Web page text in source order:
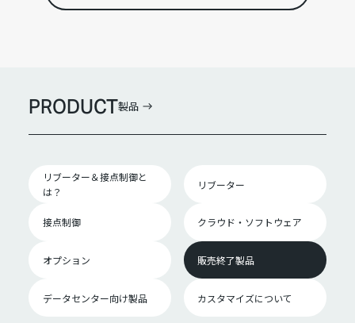
PRODUCT製品
リブーター＆接点制御と
は？
リブーター
接点制御 クラウド・ソフトウェア
オプション 販売終了製品
データセンター向け製品 カスタマイズについて